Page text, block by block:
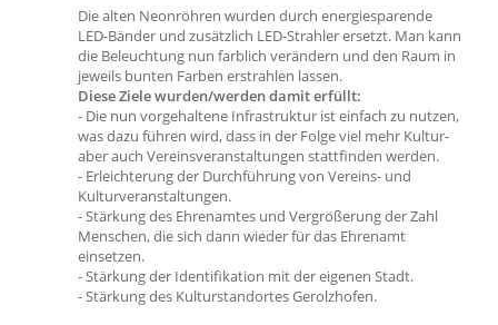
Die alten Neonröhren wurden durch energiesparende
LED-Bänder und zusätzlich LED-Strahler ersetzt. Man kann
die Beleuchtung nun farblich verändern und den Raum in
jeweils bunten Farben erstrahlen lassen.
Diese Ziele wurden/werden damit erfüllt:
- Die nun vorgehaltene Infrastruktur ist einfach zu nutzen,
was dazu führen wird, dass in der Folge viel mehr Kultur-
aber auch Vereinsveranstaltungen stattfinden werden.
- Erleichterung der Durchführung von Vereins- und
Kulturveranstaltungen.
- Stärkung des Ehrenamtes und Vergrößerung der Zahl
Menschen, die sich dann wieder für das Ehrenamt
einsetzen.
- Stärkung der Identifikation mit der eigenen Stadt.
- Stärkung des Kulturstandortes Gerolzhofen.